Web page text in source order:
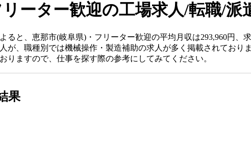
ーター歓迎の工場求人/転職/派
ると、恵那市(岐阜県)・フリーター歓迎の平均月収は293,960円、
が、職種別では機械操作・製造補助の求人が多く掲載されておりま
りますので、仕事を探す際の参考にしてみてください。
果